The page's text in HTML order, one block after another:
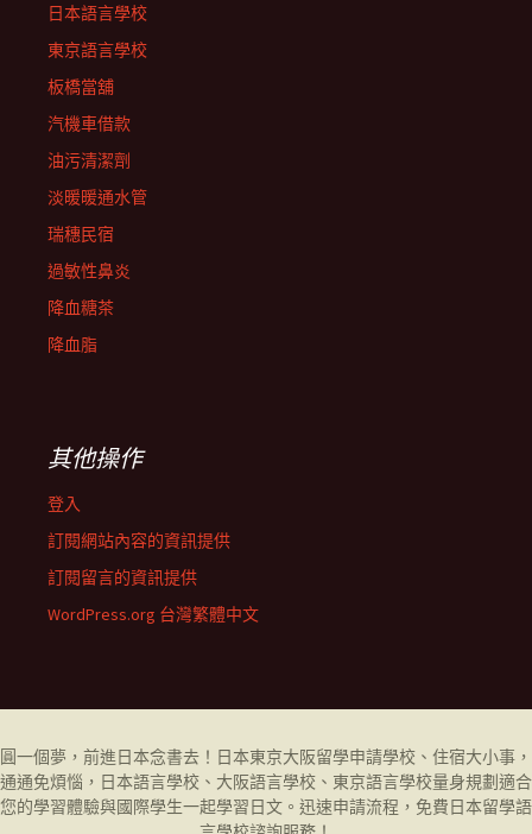
日本語言學校
東京語言學校
板橋當舖
汽機車借款
油污清潔劑
淡暖暖通水管
瑞穗民宿
過敏性鼻炎
降血糖茶
降血脂
其他操作
登入
訂閱網站內容的資訊提供
訂閱留言的資訊提供
WordPress.org 台灣繁體中文
圓一個夢，前進日本念書去！日本東京大阪留學申請學校、住宿大小事，
通通免煩惱，日本語言學校、大阪語言學校、東京語言學校量身規劃適合
您的學習體驗與國際學生一起學習日文。迅速申請流程，免費日本留學語